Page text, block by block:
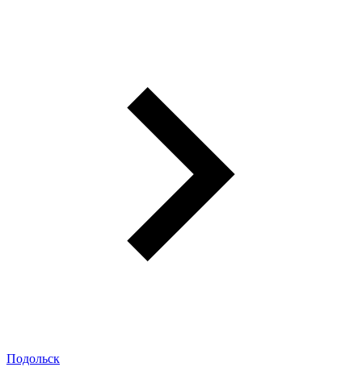
Подольск